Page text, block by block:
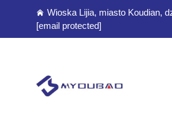
Wioska Lijia, miasto Koudian,
[email protected]